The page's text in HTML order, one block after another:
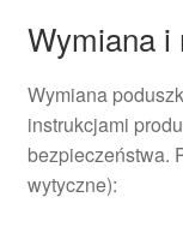
Wymiana i
Wymiana
instrukcjami
bezpieczeństwa.
wytyczne):